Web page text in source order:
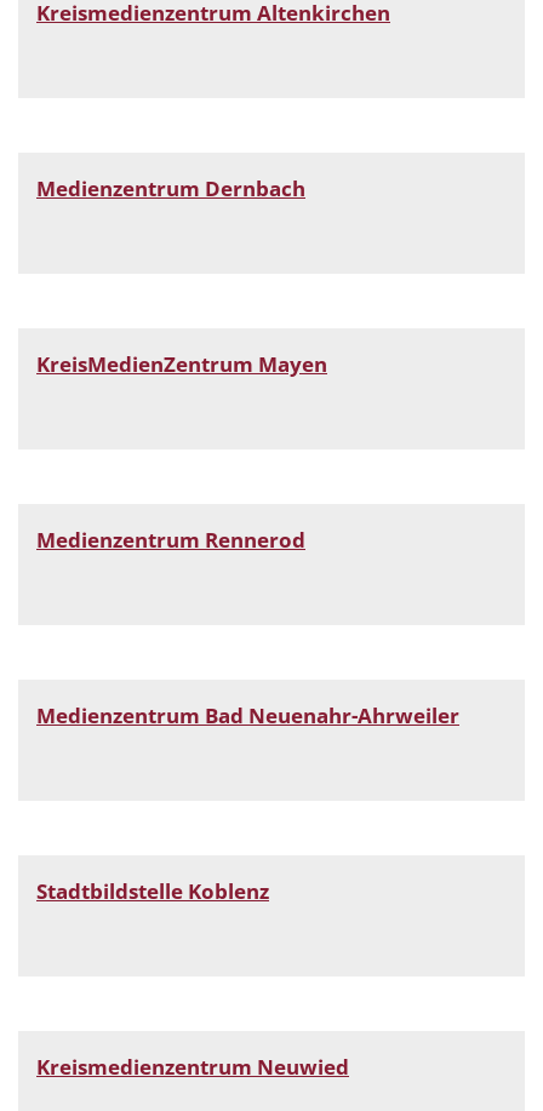
Kreismedienzentrum Altenkirchen
Medienzentrum Dernbach
KreisMedienZentrum Mayen
Medienzentrum Rennerod
Medienzentrum Bad Neuenahr-Ahrweiler
Stadtbildstelle Koblenz
Kreismedienzentrum Neuwied